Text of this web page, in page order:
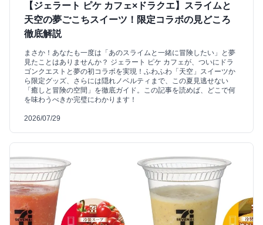
【ジェラート ピケ カフェ×ドラクエ】スライムと
天空の夢ごこちスイーツ！限定コラボの見どころ
徹底解説
まさか！あなたも一度は「あのスライムと一緒に冒険したい」と夢
見たことはありませんか？ ジェラート ピケ カフェが、ついにドラ
ゴンクエストと夢の初コラボを実現！ふわふわ「天空」スイーツか
ら限定グッズ、さらには隠れノベルティまで、この夏見逃せない
「癒しと冒険の空間」を徹底ガイド。この記事を読めば、どこで何
を味わうべきか完璧にわかります！
2026/07/29